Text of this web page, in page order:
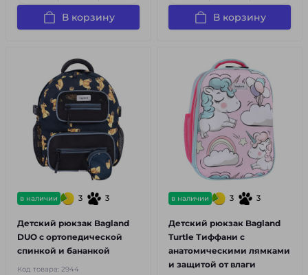
В корзину В корзину
в наличии 3 3
Детский рюкзак Bagland
DUO с ортопедической
спинкой и бананкой
Код товара: 2944
в наличии 3 3
Детский рюкзак Bagland
Turtle Тиффани с
анатомическими лямками
и защитой от влаги